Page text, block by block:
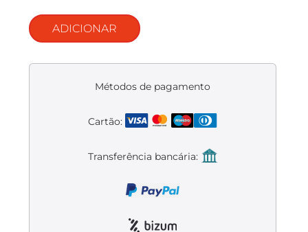
Mantenimiento de bicicletas
ADICIONAR
Métodos de pagamento
Cartão:
Transferência bancária: